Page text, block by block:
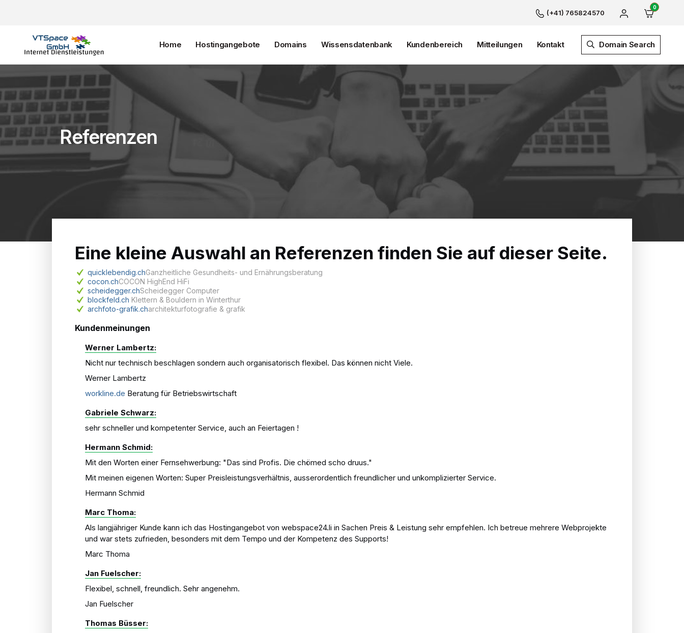
(+41) 765824570
0
Home Hostingangebote Domains Wissensdatenbank Kundenbereich Mitteilungen Kontakt Domain Search
Referenzen
Eine kleine Auswahl an Referenzen finden Sie auf dieser Seite.
quicklebendig.chGanzheitliche Gesundheits- und Ernährungsberatung
cocon.chCOCON HighEnd HiFi
scheidegger.chScheidegger Computer
blockfeld.ch Klettern & Bouldern in Winterthur
archfoto-grafik.charchitekturfotografie & grafik
Kundenmeinungen
Werner Lambertz:
Nicht nur technisch beschlagen sondern auch organisatorisch flexibel. Das können nicht Viele.
Werner Lambertz
workline.de Beratung für Betriebswirtschaft
Gabriele Schwarz:
sehr schneller und kompetenter Service, auch an Feiertagen !
Hermann Schmid:
Mit den Worten einer Fernsehwerbung: "Das sind Profis. Die chömed scho druus."
Mit meinen eigenen Worten: Super Preisleistungsverhältnis, ausserordentlich freundlicher und unkomplizierter Service.
Hermann Schmid
Marc Thoma:
Als langjähriger Kunde kann ich das Hostingangebot von webspace24.li in Sachen Preis & Leistung sehr empfehlen. Ich betreue mehrere Webprojekte
und war stets zufrieden, besonders mit dem Tempo und der Kompetenz des Supports!
Marc Thoma
Jan Fuelscher:
Flexibel, schnell, freundlich. Sehr angenehm.
Jan Fuelscher
Thomas Büsser: